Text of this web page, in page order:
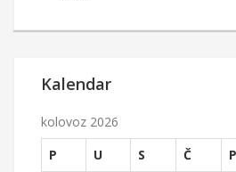
Kalendar
kolovoz 2026
P
U S Č P